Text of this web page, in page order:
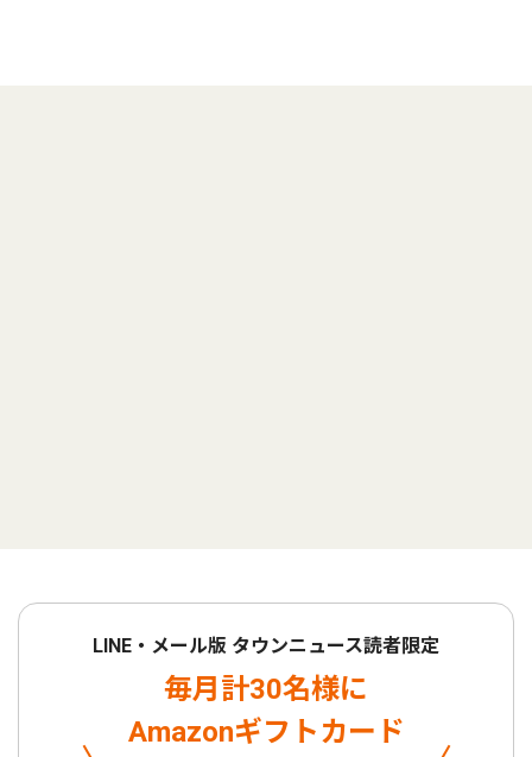
LINE・メール版 タウンニュース読者限定
毎月計30名様に
Amazonギフトカード